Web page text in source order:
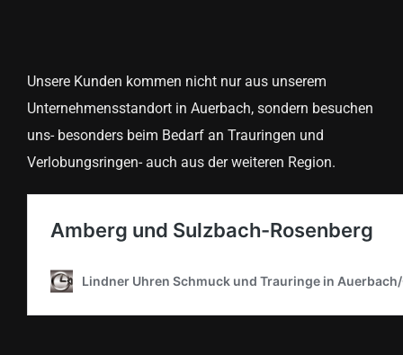
Unsere Kunden kommen nicht nur aus unserem
Unternehmensstandort in Auerbach, sondern besuchen
uns- besonders beim Bedarf an Trauringen und
Verlobungsringen- auch aus der weiteren Region.